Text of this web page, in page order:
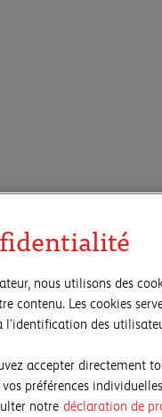
nous utilisons des
contenu. Les cookies
des
accepter directement
préférences
notre déclaration de